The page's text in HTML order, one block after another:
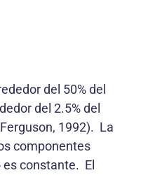
del 50% del
del 2.5% del
1992). La
componentes
constante. El